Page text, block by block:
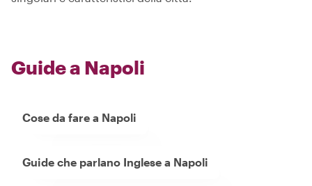
Guide a Napoli
Cose da fare a Napoli
Guide che parlano Inglese a Napoli